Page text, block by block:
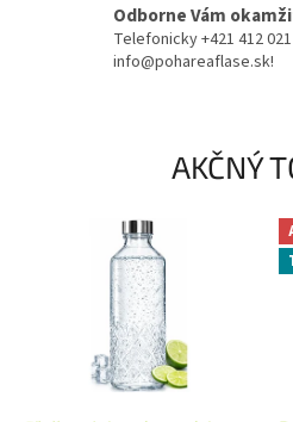
Odborne Vám
Telefonicky +421 412
info@pohareaflase.sk!
AKČNÝ